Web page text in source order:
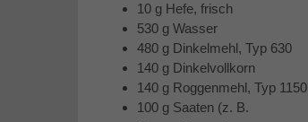
10 g Hefe, frisch
530 g Wasser
480 g Dinkelmehl, Typ 630
140 g Dinkelvollkorn
140 g Roggenmehl, Typ 1150
100 g Saaten (z. B.